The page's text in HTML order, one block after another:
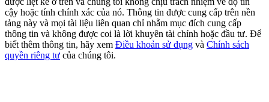
New Listing Futures Fest
Trade New Futures, Win 200,000 USDT
cậy hoặc tính chính xác của nó. Thông tin được cung cấp trên nền
tảng này và mọi tài liệu liên quan chỉ nhằm mục đích cung cấp
thông tin và không được coi là lời khuyên tài chính hoặc đầu tư. Để
biết thêm thông tin, hãy xem Điều khoản sử dụng và Chính sách
quyền riêng tư của chúng tôi.